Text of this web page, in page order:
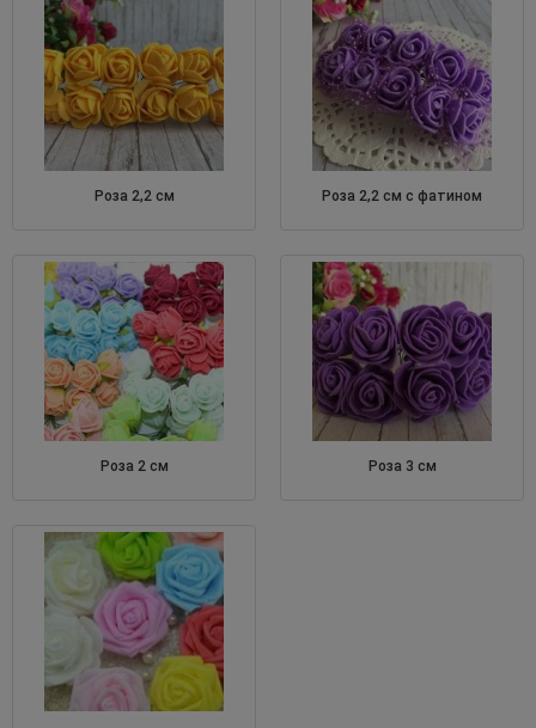
роза 2,2 см роза 2,2 см с фатином
роза 2 см роза 3 см